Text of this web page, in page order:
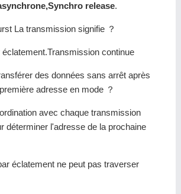
release.
La transmission signifie ？
continue
des données sans arrêt après
adresse en mode ？
avec chaque transmission
déterminer l'adresse de la prochaine
éclatement ne peut pas traverser